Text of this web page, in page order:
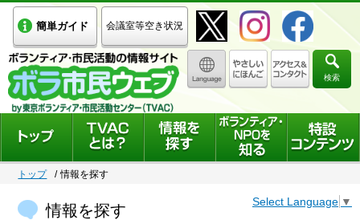
簡単ガイド 会議室等空き状況
検索
トップ 情報を探す
Select Language ▼
情報を探す